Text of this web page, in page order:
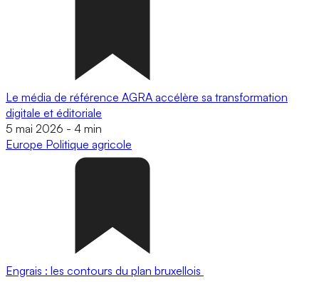
Le média de référence AGRA accélère sa transformation
digitale et éditoriale
5 mai 2026 - 4 min
Europe Politique agricole
Engrais : les contours du plan bruxellois